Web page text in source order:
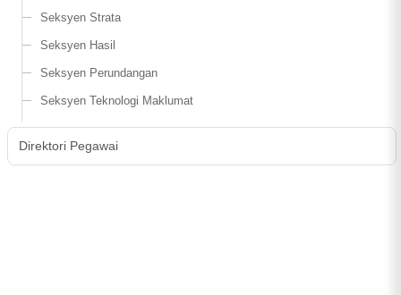
Seksyen Strata
Seksyen Hasil
Seksyen Perundangan
Seksyen Teknologi Maklumat
Direktori Pegawai